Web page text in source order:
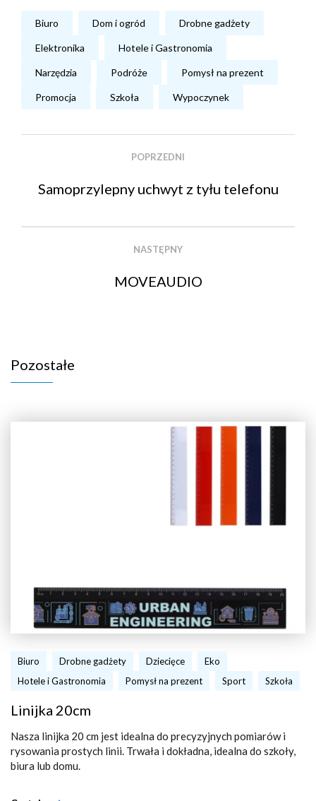
Biuro Dom i ogród Drobne gadżety
Elektronika Hotele i Gastronomia
Narzędzia Podróże Pomysł na prezent
Promocja Szkoła Wypoczynek
POPRZEDNI
Samoprzylepny uchwyt z tyłu telefonu
NASTĘPNY
MOVEAUDIO
Pozostałe
Biuro Drobne gadżety Dziecięce
Eko
Hotele i Gastronomia
Pomysł na prezent Sport Szkoła
Linijka 20cm
Nasza linijka 20 cm jest idealna do precyzyjnych pomiarów i
rysowania prostych linii. Trwała i dokładna, idealna do szkoły,
biura lub domu.